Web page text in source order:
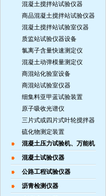
混凝土搅拌站试验仪器
商品混凝土搅拌站试验仪器
混凝土搅拌站试验室仪器
质监站试验仪器设备
氯离子含量快速测定仪
混凝土动弹模量测定仪
商混站化验室设备
商混站试验室仪器
细集料亚甲蓝试验装置
原子吸收光谱仪
三片式或四片式叶轮搅拌器
硫化物测定装置
混凝土压力试验机、万能机
混凝土试验仪器
公路工程试验仪器
沥青检测仪器